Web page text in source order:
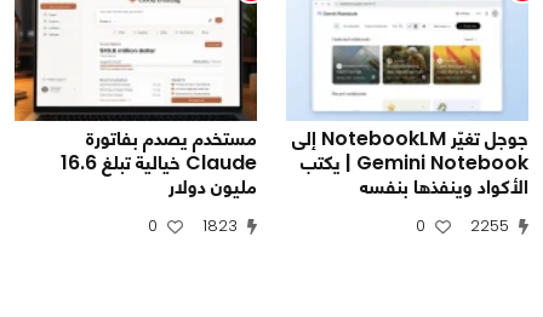
جوجل تغيّر NotebookLM إلى
Gemini Notebook | يكتب
الأكواد وينفذها بنفسه
2255
0
مستخدم يصدم بفاتورة
Claude خيالية تبلغ 16.6
مليون دولار
1823
0